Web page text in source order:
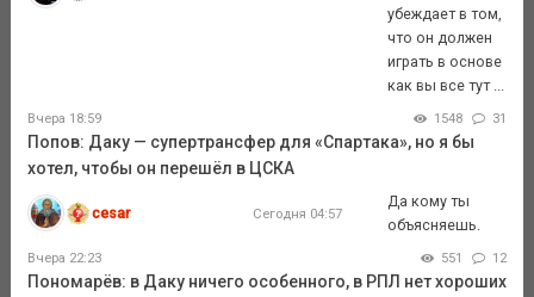
убеждает в том,
что он должен
играть в основе
как вы все тут ...
Вчера 18:59 1548 31
Попов: Даку — супертрансфер для «Спартака», но я бы
хотел, чтобы он перешёл в ЦСКА
cesar Сегодня 04:57
Да кому ты
объясняешь.
Вчера 22:23 551 12
Пономарёв: в Даку ничего особенного, в РПЛ нет хороших